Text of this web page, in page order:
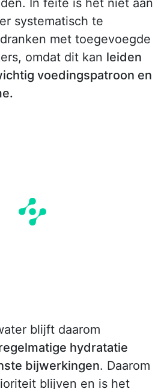
In feite is het niet aan
systematisch te
met toegevoegde
omdat dit kan leiden
voedingspatroon en
blijft daarom
hydratatie
bijwerkingen. Daarom
blijven en is het